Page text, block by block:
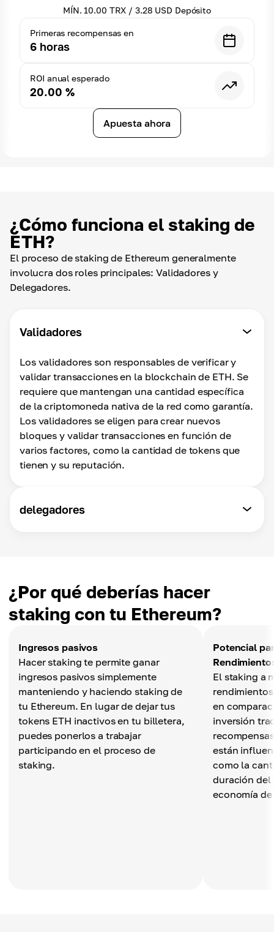
MÍN. 10.00 TRX / 3.28 USD Depósito
Primeras recompensas en
6 horas
ROI anual esperado
20.00 %
Apuesta ahora
¿Cómo funciona el staking de
ETH?
El proceso de staking de Ethereum generalmente
involucra dos roles principales: Validadores y
Delegadores.
Validadores
Los validadores son responsables de verificar y
validar transacciones en la blockchain de ETH. Se
requiere que mantengan una cantidad específica
de la criptomoneda nativa de la red como garantía.
Los validadores se eligen para crear nuevos
bloques y validar transacciones en función de
varios factores, como la cantidad de tokens que
tienen y su reputación.
delegadores
¿Por qué deberías hacer
staking con tu Ethereum?
Ingresos pasivos
Hacer staking te permite ganar
ingresos pasivos simplemente
manteniendo y haciendo staking de
tu Ethereum. En lugar de dejar tus
tokens ETH inactivos en tu billetera,
puedes ponerlos a trabajar
participando en el proceso de
staking.
Potencial
El staking a
en
inversión
están
como la
duración del
economía